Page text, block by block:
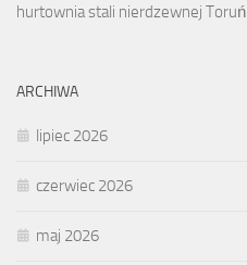
hurtownia stali nierdzewnej Toruń
ARCHIWA
lipiec 2026
czerwiec 2026
maj 2026